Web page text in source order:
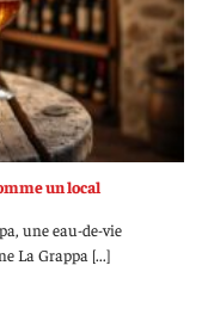
un local
une eau-de-vie
La Grappa [...]